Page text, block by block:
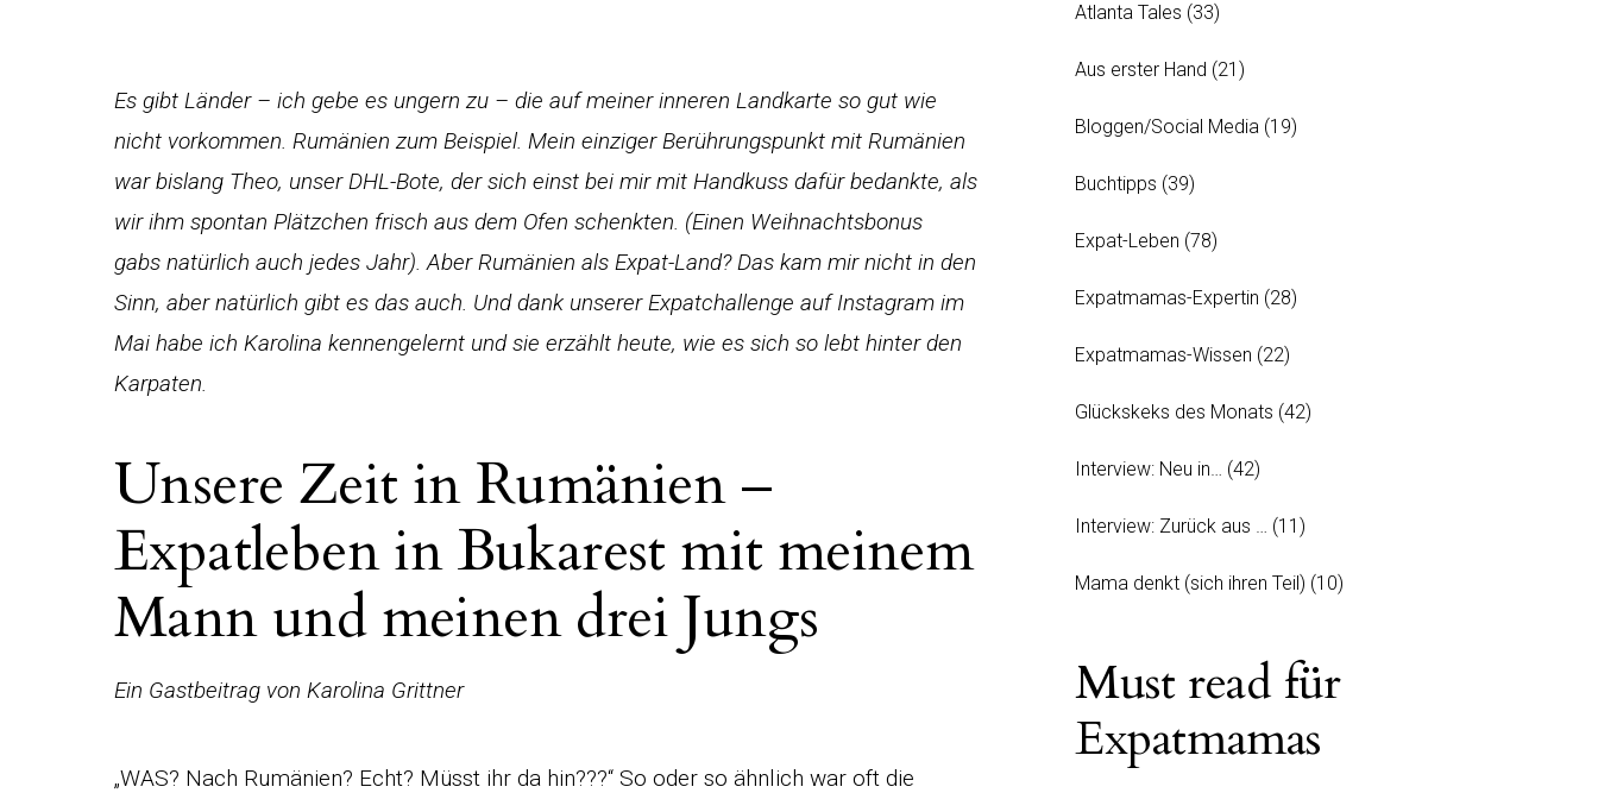
Es gibt Länder – ich gebe es ungern zu – die auf meiner inneren Landkarte so gut wie
nicht vorkommen. Rumänien zum Beispiel. Mein einziger Berührungspunkt mit Rumänien
war bislang Theo, unser DHL-Bote, der sich einst bei mir mit Handkuss dafür bedankte, als
wir ihm spontan Plätzchen frisch aus dem Ofen schenkten. (Einen Weihnachtsbonus
gabs natürlich auch jedes Jahr). Aber Rumänien als Expat-Land? Das kam mir nicht in den
Sinn, aber natürlich gibt es das auch. Und dank unserer Expatchallenge auf Instagram im
Mai habe ich Karolina kennengelernt und sie erzählt heute, wie es sich so lebt hinter den
Karpaten.
Unsere Zeit in Rumänien –
Expatleben in Bukarest mit meinem
Mann und meinen drei Jungs
Ein Gastbeitrag von Karolina Grittner
„WAS? Nach Rumänien? Echt? Müsst ihr da hin???“ So oder so ähnlich war oft die
Atlanta Tales (33)
Aus erster Hand (21)
Bloggen/Social Media (19)
Buchtipps (39)
Expat-Leben (78)
Expatmamas-Expertin (28)
Expatmamas-Wissen (22)
Glückskeks des Monats (42)
Interview: Neu in… (42)
Interview: Zurück aus … (11)
Mama denkt (sich ihren Teil) (10)
Must read für
Expatmamas